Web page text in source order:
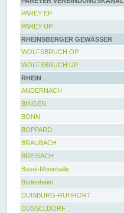
PAREY EP
PAREY UP
RHEINSBERGER GEWÄSSER
WOLFSBRUCH OP
WOLFSBRUCH UP
RHEIN
ANDERNACH
BINGEN
BONN
BOPPARD
BRAUBACH
BREISACH
Basel-Rheinhalle
Bodenheim
DUISBURG-RUHRORT
DÜSSELDORF